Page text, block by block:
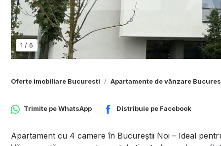
1 / 6
Oferte imobiliare Bucuresti Apartamente de vânzare
Trimite peWhatsApp Distribuie pe Facebook
Apartament cu 4 camere în Bucureștii Noi – Ideal